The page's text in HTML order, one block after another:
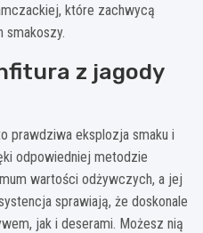
które zachwycą
smakoszy.
z jagody
prawdziwa eksplozja smaku i
odpowiedniej metodzie
wartości odżywczych, a jej
sprawiają, że doskonale
jak i deserami. Możesz nią